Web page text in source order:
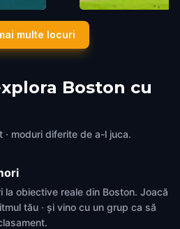
Copley Square
multe locuri
Boston cu
moduri diferite de a-l juca.
la obiective reale din Boston. Joacă
tău · și vino cu un grup ca să